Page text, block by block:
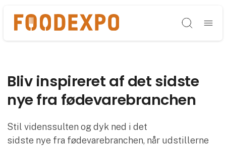
Søg
Bliv inspireret af det sidste
nye fra fødevarebranchen
Stil videnssulten og dyk ned i det
sidste nye fra fødevarebranchen, når udstillerne